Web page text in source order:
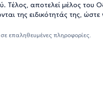
Τέλος, αποτελεί μέλος του
της ειδικότητάς της, ώστε
επαληθευμένες πληροφορίες.